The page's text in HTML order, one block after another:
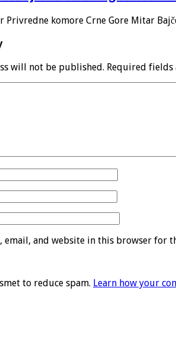
Privredne komore Crne Gore Mitar
will not be published. Required fields
email, and website in this browser for
to reduce spam. Learn how your